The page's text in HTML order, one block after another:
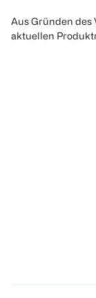
Aus Gründen des
aktuellen